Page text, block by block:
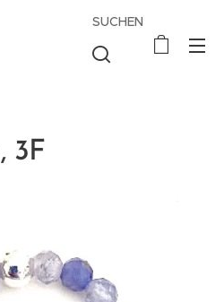
SUCHEN
3F